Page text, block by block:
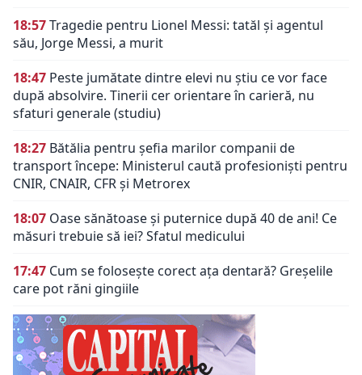
18:57Tragedie pentru Lionel Messi: tatăl și agentul
său, Jorge Messi, a murit
18:47 Peste jumătate dintre elevi nu știu ce vor face
după absolvire. Tinerii cer orientare în carieră, nu
sfaturi generale (studiu)
18:27 Bătălia pentru șefia marilor companii de
transport începe: Ministerul caută profesioniști pentru
CNIR, CNAIR, CFR și Metrorex
18:07 Oase sănătoase și puternice după 40 de ani! Ce
măsuri trebuie să iei? Sfatul medicului
17:47 Cum se folosește corect ața dentară? Greșelile
care pot răni gingiile